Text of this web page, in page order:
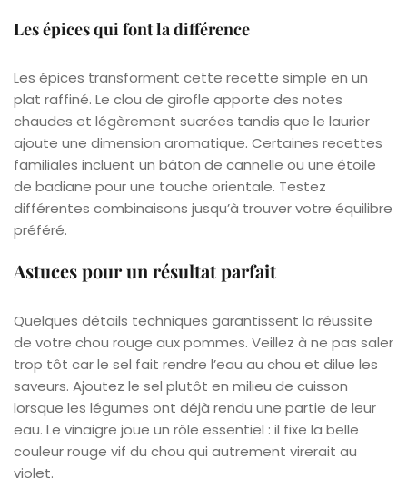
Les épices qui font la différence
Les épices transforment cette recette simple en un
plat raffiné. Le clou de girofle apporte des notes
chaudes et légèrement sucrées tandis que le laurier
ajoute une dimension aromatique. Certaines recettes
familiales incluent un bâton de cannelle ou une étoile
de badiane pour une touche orientale. Testez
différentes combinaisons jusqu’à trouver votre équilibre
préféré.
Astuces pour un résultat parfait
Quelques détails techniques garantissent la réussite
de votre chou rouge aux pommes. Veillez à ne pas saler
trop tôt car le sel fait rendre l’eau au chou et dilue les
saveurs. Ajoutez le sel plutôt en milieu de cuisson
lorsque les légumes ont déjà rendu une partie de leur
eau. Le vinaigre joue un rôle essentiel : il fixe la belle
couleur rouge vif du chou qui autrement virerait au
violet.